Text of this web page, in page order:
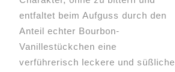
entfaltet beim Aufguss durch den
Anteil echter Bourbon-
Vanillestückchen eine
verführerisch leckere und süßliche